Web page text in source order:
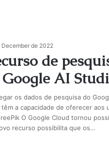
December de 2022
de
AI
os dados de pesquisa do
a capacidade de oferecer
O Google Cloud tornou
recurso possibilita que os…